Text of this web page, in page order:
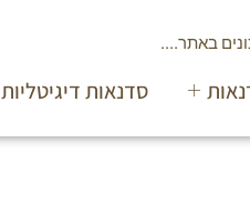
סדנאות דיגיטליות